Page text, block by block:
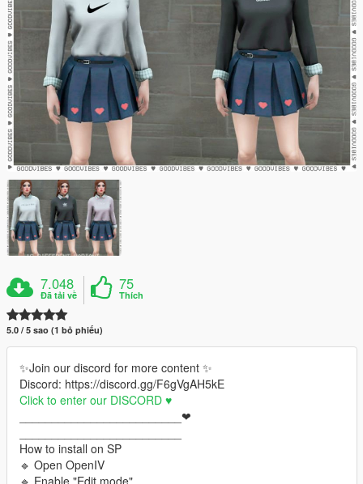
7.048
Đã tải về
75
Thích
5.0 / 5 sao (1 bỏ phiếu)
✨Join our discord for more content ✨
Discord: https://discord.gg/F6gVgAH5kE
Click to enter our DISCORD ♥
_________________________❤
How to install on SP
🔹 Open OpenIV
🔹 Enable "Edit mode"